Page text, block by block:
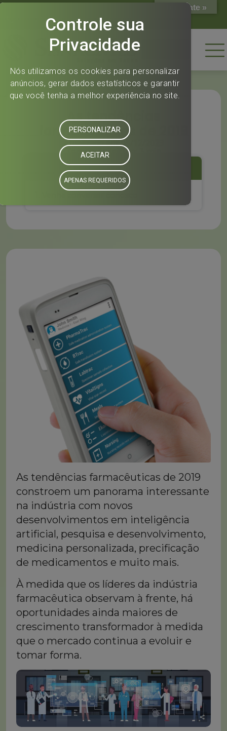
(11) 2144-0808 (11) 2144-0808
As tendências
farmacêuticas de 2019
Atualizado em: 05/12/2023
Tempo de leitura: 3 min
SUMÁRIO
As tendências farmacêuticas de 2019
constroem um panorama interessante
na indústria com novos
desenvolvimentos em inteligência
artificial, pesquisa e desenvolvimento,
medicina personalizada, precificação
de medicamentos e muito mais.
À medida que os líderes da indústria
farmacêutica observam à frente, há
oportunidades ainda maiores de
crescimento transformador à medida
que o mercado continua a evoluir e
tomar forma.
Translate »